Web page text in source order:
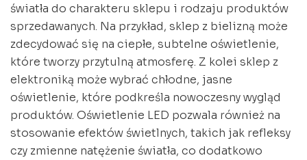
światła do charakteru sklepu i rodzaju produktów
sprzedawanych. Na przykład, sklep z bielizną może
zdecydować się na ciepłe, subtelne oświetlenie,
które tworzy przytulną atmosferę. Z kolei sklep z
elektroniką może wybrać chłodne, jasne
oświetlenie, które podkreśla nowoczesny wygląd
produktów. Oświetlenie LED pozwala również na
stosowanie efektów świetlnych, takich jak refleksy
czy zmienne natężenie światła, co dodatkowo